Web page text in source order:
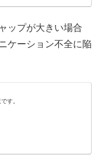
ップが大きい場合
ケーション不全に陥
す。